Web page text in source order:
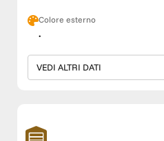
Colore esterno
.
VEDI ALTRI DATI